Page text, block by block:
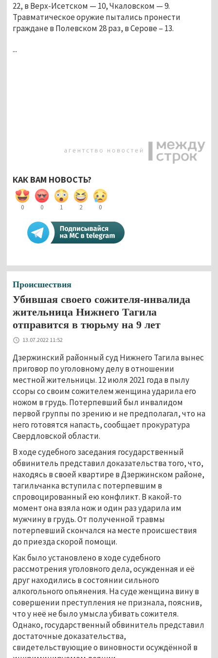
22, в Верх-Исетском — 10, Чкаловском — 9.
Травматическое оружие пытались пронести
граждане в Полевском 28 раз, в Серове – 13.
...
КАК ВАМ НОВОСТЬ?
0 0 1 2 0
Происшествия
Убившая своего сожителя-инвалида
жительница Нижнего Тагила
отправится в тюрьму на 9 лет
13.07.2022 11:52
Дзержинский районный суд Нижнего Тагила вынес
приговор по уголовному делу в отношении
местной жительницы. 12 июля 2021 года в пылу
ссоры со своим сожителем женщина ударила его
ножом в грудь. Потерпевший был инвалидом
первой группы по зрению и не предполагал, что на
него готовятся напасть, сообщает прокуратура
Свердловской области.
В ходе судебного заседания государственный
обвинитель представил доказательства того, что,
находясь в своей квартире в Дзержинском районе,
тагильчанка вступила с потерпевшим в
спровоцированный ею конфликт. В какой-то
момент она взяла нож и один раз ударила им
мужчину в грудь. От полученной травмы
потерпевший скончался на месте происшествия
до приезда скорой помощи.
Как было установлено в ходе судебного
рассмотрения уголовного дела, осужденная и её
друг находились в состоянии сильного
алкогольного опьянения. На суде женщина вину в
совершении преступления не признала, пояснив,
что у неё не было умысла убивать сожителя.
Однако, государственный обвинитель представил
достаточные доказательства,
свидетельствующие о виновности осуждённой в